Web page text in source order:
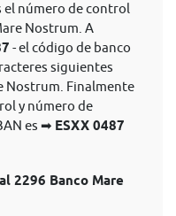
el número de control
Nostrum. A
- el código de banco
siguientes
Nostrum. Finalmente
y número de
es ➡ ESXX 0487
2296 Banco Mare